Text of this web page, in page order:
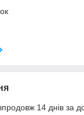
14 днів за